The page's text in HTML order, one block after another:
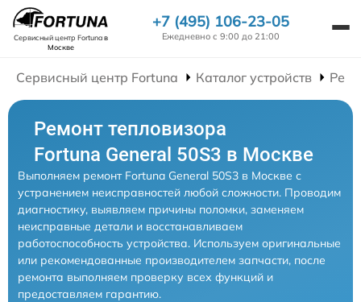
Сервисный центр Fortunaв
Москве
+7 (495) 106-23-05
Ежедневно с 9:00 до 21:00
Сервисный центр Fortuna Каталог устройств
Ремонт тепловизора
Fortuna General 50S3 в Москве
Выполняем ремонт Fortuna General 50S3 в Москве с
устранением неисправностей любой сложности. Проводим
диагностику, выявляем причины поломки, заменяем
неисправные детали и восстанавливаем
работоспособность устройства. Используем оригинальные
или рекомендованные производителем запчасти, после
ремонта выполняем проверку всех функций и
предоставляем гарантию.